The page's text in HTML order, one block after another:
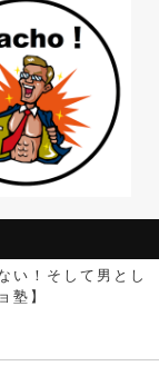
い！そして男とし
塾】